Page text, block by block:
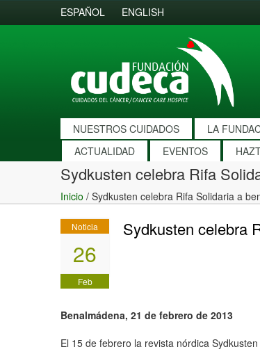
ESPAÑOL ENGLISH
NUESTROS CUIDADOS LA
ACTUALIDAD
EVENTOS
Sydkusten celebra Rifa
Inicio / Sydkusten celebra Rifa Solidaria a
Noticia
26
Feb
Sydkusten celebra
Benalmádena, 21 de febrero de 2013
El 15 de febrero la revista nórdica